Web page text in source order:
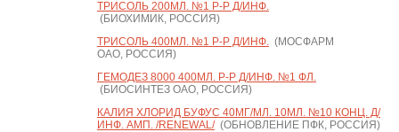
ТРИСОЛЬ 200МЛ. №1 Р-Р Д/ИНФ.
(БИОХИМИК, РОССИЯ)
ТРИСОЛЬ 400МЛ. №1 Р-Р Д/ИНФ.(МОСФАРМ
ОАО, РОССИЯ)
ГЕМОДЕЗ 8000 400МЛ. Р-Р Д/ИНФ. №1 ФЛ.
(БИОСИНТЕЗ ОАО, РОССИЯ)
КАЛИЯ ХЛОРИД БУФУС 40МГ/МЛ. 10МЛ. №10 КОНЦ. Д/
ИНФ. АМП. /RENEWAL/(ОБНОВЛЕНИЕ ПФК, РОССИЯ)